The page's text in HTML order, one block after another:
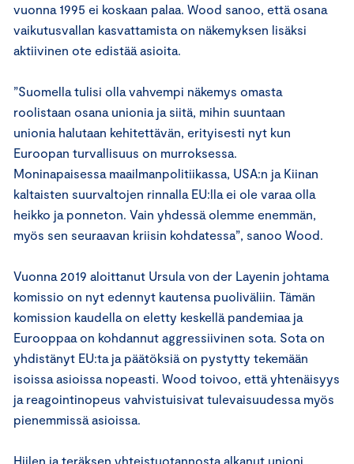
vuonna 1995 ei koskaan palaa. Wood sanoo, että osana
vaikutusvallan kasvattamista on näkemyksen lisäksi
aktiivinen ote edistää asioita.
”Suomella tulisi olla vahvempi näkemys omasta
roolistaan osana unionia ja siitä, mihin suuntaan
unionia halutaan kehitettävän, erityisesti nyt kun
Euroopan turvallisuus on murroksessa.
Moninapaisessa maailmanpolitiikassa, USA:n ja Kiinan
kaltaisten suurvaltojen rinnalla EU:lla ei ole varaa olla
heikko ja ponneton. Vain yhdessä olemme enemmän,
myös sen seuraavan kriisin kohdatessa”, sanoo Wood.
Vuonna 2019 aloittanut Ursula von der Layenin johtama
komissio on nyt edennyt kautensa puoliväliin. Tämän
komission kaudella on eletty keskellä pandemiaa ja
Eurooppaa on kohdannut aggressiivinen sota. Sota on
yhdistänyt EU:ta ja päätöksiä on pystytty tekemään
isoissa asioissa nopeasti. Wood toivoo, että yhtenäisyys
ja reagointinopeus vahvistuisivat tulevaisuudessa myös
pienemmissä asioissa.
Hiilen ja teräksen yhteistuotannosta alkanut unioni